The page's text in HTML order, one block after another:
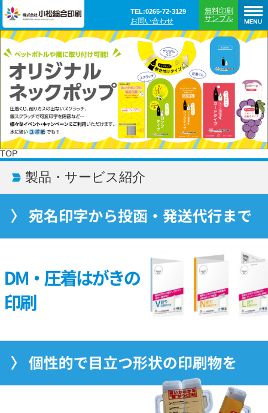
TEL:0265-72-3129
無料印刷
サンプル
お問い合わせ
TOP
製品・サービス紹介